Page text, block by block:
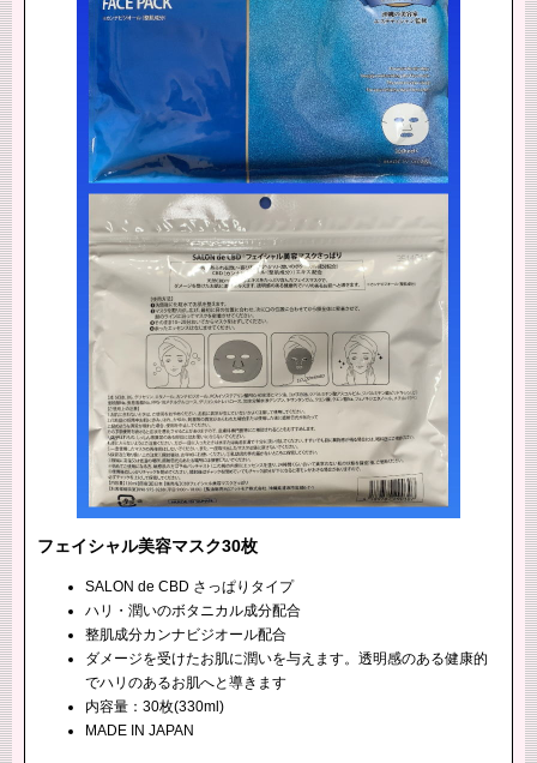
フェイシャル美容マスク30枚
SALON de CBD さっぱりタイプ
ハリ・潤いのボタニカル成分配合
整肌成分カンナビジオール配合
ダメージを受けたお肌に潤いを与えます。透明感のある健康的
でハリのあるお肌へと導きます
内容量：30枚(330ml)
MADE IN JAPAN